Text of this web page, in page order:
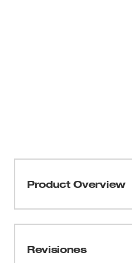
Product Overview
liberación fácil con una
Revisiones